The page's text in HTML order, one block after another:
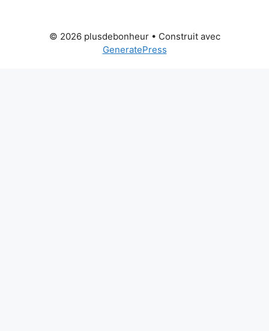
© 2026 plusdebonheur• Construit avec
GeneratePress